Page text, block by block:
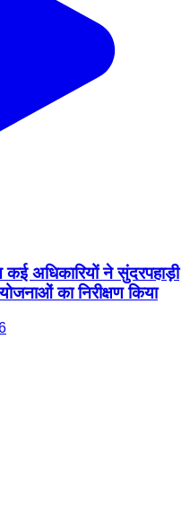
अधिकारियों ने सुंदरपहाड़ी
का निरीक्षण किया